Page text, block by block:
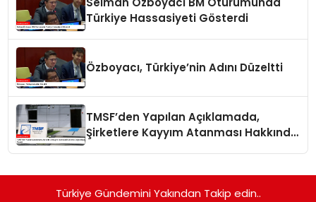
Türkiye Hassasiyeti Gösterdi
Özboyacı, Türkiye’nin Adını Düzeltti
TMSF’den Yapılan Açıklamada,
Şirketlere Kayyım Atanması Hakkında
Türkiye Gündemini Yakından Takip edin..